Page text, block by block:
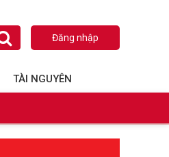
Đăng nhập
TÀI NGUYÊN